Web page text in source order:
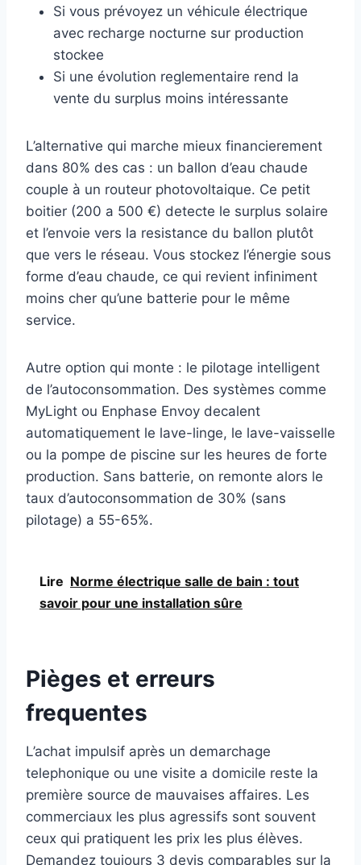
Si vous prévoyez un véhicule électrique
avec recharge nocturne sur production
stockee
Si une évolution reglementaire rend la
vente du surplus moins intéressante
L’alternative qui marche mieux financierement
dans 80% des cas : un ballon d’eau chaude
couple à un routeur photovoltaique. Ce petit
boitier (200 a 500 €) detecte le surplus solaire
et l’envoie vers la resistance du ballon plutôt
que vers le réseau. Vous stockez l’énergie sous
forme d’eau chaude, ce qui revient infiniment
moins cher qu’une batterie pour le même
service.
Autre option qui monte : le pilotage intelligent
de l’autoconsommation. Des systèmes comme
MyLight ou Enphase Envoy decalent
automatiquement le lave-linge, le lave-vaisselle
ou la pompe de piscine sur les heures de forte
production. Sans batterie, on remonte alors le
taux d’autoconsommation de 30% (sans
pilotage) a 55-65%.
Lire Norme électrique salle de bain : tout
savoir pour une installation sûre
Pièges et erreurs
frequentes
L’achat impulsif après un demarchage
telephonique ou une visite a domicile reste la
première source de mauvaises affaires. Les
commerciaux les plus agressifs sont souvent
ceux qui pratiquent les prix les plus élèves.
Demandez toujours 3 devis comparables sur la